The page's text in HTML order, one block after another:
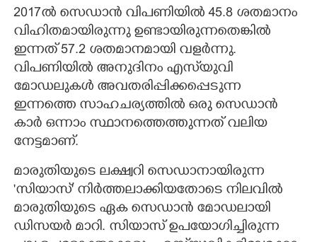
2017ൽ സെഡാൻ വിപണിയിൽ 45.8 ശതമാനം
വിഹിതമായിരുന്നു ഉണ്ടായിരുന്നതെങ്കിൽ
ഇന്നത് 57.2 ശതമാനമായി വളർന്നു.
വിപണിയിൽ അനുദിനം എസ്‌‌യുവി
മോഡലുകൾ അവതരിപ്പിക്കപ്പെടുന്ന
ഇന്നത്തെ സാഹചര്യത്തിൽ ഒരു സെഡാൻ
കാർ ഒന്നാം സ്ഥാനത്തെത്തുന്നത് വലിയ
നേട്ടമാണ്.
മാരുതിയുടെ ലക്ഷ്വറി സെഡാനായിരുന്ന
'സിയാസ്' നിർത്തലാക്കിയതോടെ നിലവിൽ
മാരുതിയുടെ ഏക സെഡാൻ മോഡലായി
ഡിസയർ മാറി. സിയാസ് ഉപയോഗിച്ചിരുന്ന